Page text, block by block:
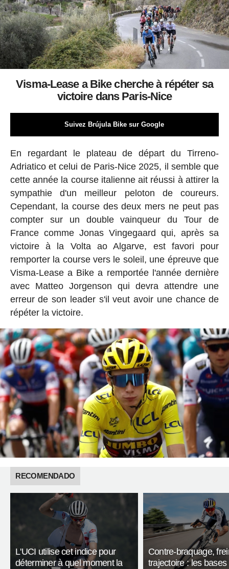
Visma-Lease a Bike cherche à répéter sa
victoire dans Paris-Nice
Suivez Brújula Bike sur Google
En regardant le plateau de départ du Tirreno-
Adriatico et celui de Paris-Nice 2025, il semble que
cette année la course italienne ait réussi à attirer la
sympathie d'un meilleur peloton de coureurs.
Cependant, la course des deux mers ne peut pas
compter sur un double vainqueur du Tour de
France comme Jonas Vingegaard qui, après sa
victoire à la Volta ao Algarve, est favori pour
remporter la course vers le soleil, une épreuve que
Visma-Lease a Bike a remportée l'année dernière
avec Matteo Jorgenson qui devra attendre une
erreur de son leader s'il veut avoir une chance de
répéter la victoire.
RECOMENDADO
L'UCI utilise cet indice pour
déterminer à quel moment la
Contre-braquage,
trajectoire : les bases